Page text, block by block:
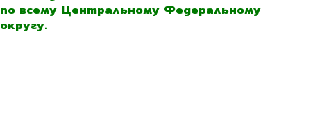
по всему Центральному Федеральному
округу.